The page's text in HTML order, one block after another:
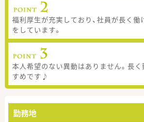
福利厚生が充実しており、社員が長く
をしています。
本人希望のない異動はありません。長
すめです♪
勤務地